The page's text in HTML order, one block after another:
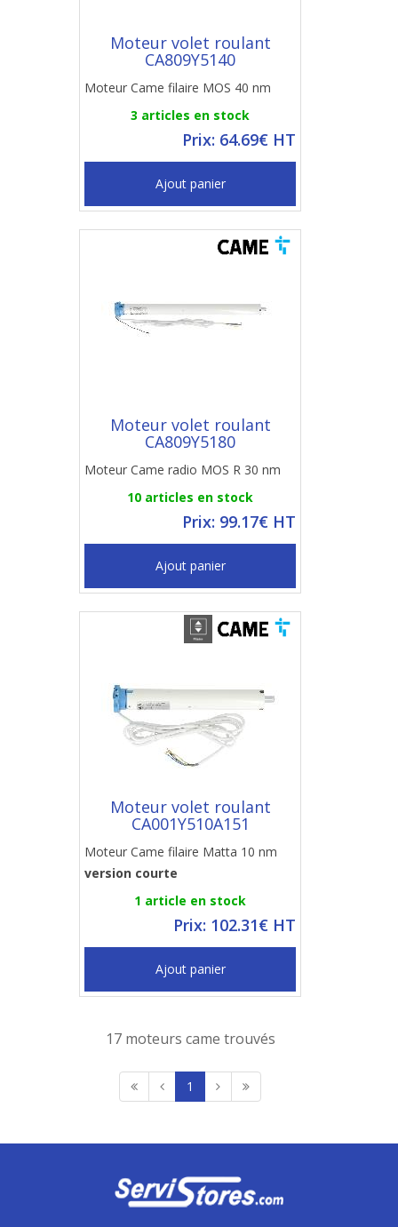
Moteur volet roulant
CA809Y5140
Moteur Came filaire MOS 40 nm
3 articles en stock
Prix: 64.69€ HT
Ajout panier
Moteur volet roulant
CA809Y5180
Moteur Came radio MOS R 30 nm
10 articles en stock
Prix: 99.17€ HT
Ajout panier
Moteur volet roulant
CA001Y510A151
Moteur Came filaire Matta 10 nm
version courte
1 article en stock
Prix: 102.31€ HT
Ajout panier
17 moteurs came trouvés
1